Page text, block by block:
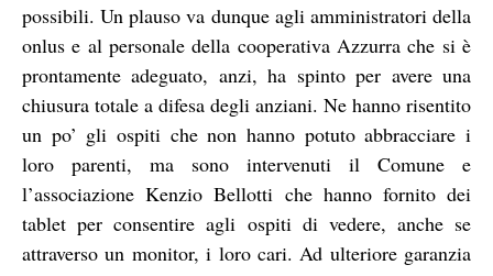
possibili. Un plauso va dunque agli amministratori della
onlus e al personale della cooperativa Azzurra che si è
prontamente adeguato, anzi, ha spinto per avere una
chiusura totale a difesa degli anziani. Ne hanno risentito
un po’ gli ospiti che non hanno potuto abbracciare i
loro parenti, ma sono intervenuti il Comune e
l’associazione Kenzio Bellotti che hanno fornito dei
tablet per consentire agli ospiti di vedere, anche se
attraverso un monitor, i loro cari. Ad ulteriore garanzia